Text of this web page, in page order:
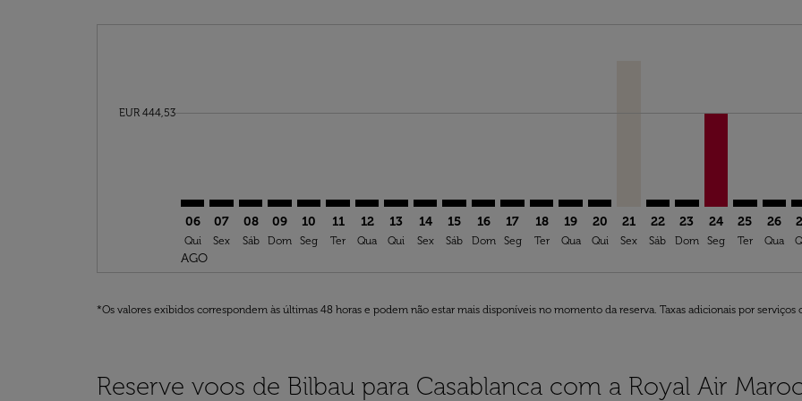
EUR 444,53cmp-daily-histogram-bars-legend-min-price-aria-label EUR 444,53
06
Qui
AGO
07
Sex
08
Sáb
09
Dom
10
Seg
11
Ter
12
Qua
13
Qui
14
Sex
15
Sáb
16
Dom
17
Seg
18
Ter
19
Qua
20
Qui
BIO–CMN, 21/08/2026 –
21
Sex
BIO–CMN: cmp-view-
22
Sáb
BIO–CMN: cmp-
23
Dom
BIO–CMN,
24
Seg
25
Ter
26
Qua
*Os valores exibidos correspondem às últimas 48 horas e podem não estar mais disponíveis no momento da reserva. Taxas adicionais por serviços
Reserve voos de Bilbau para Casablanca com a Royal Air